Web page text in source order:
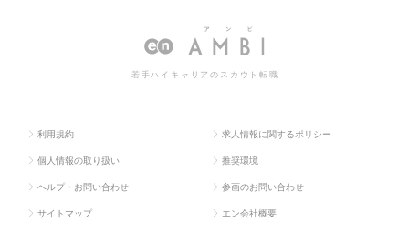
若手ハイキャリアのスカウト転職
利用規約 求人情報に関するポリシー
個人情報の取り扱い 推奨環境
ヘルプ・お問い合わせ 参画のお問い合わせ
サイトマップ エン会社概要